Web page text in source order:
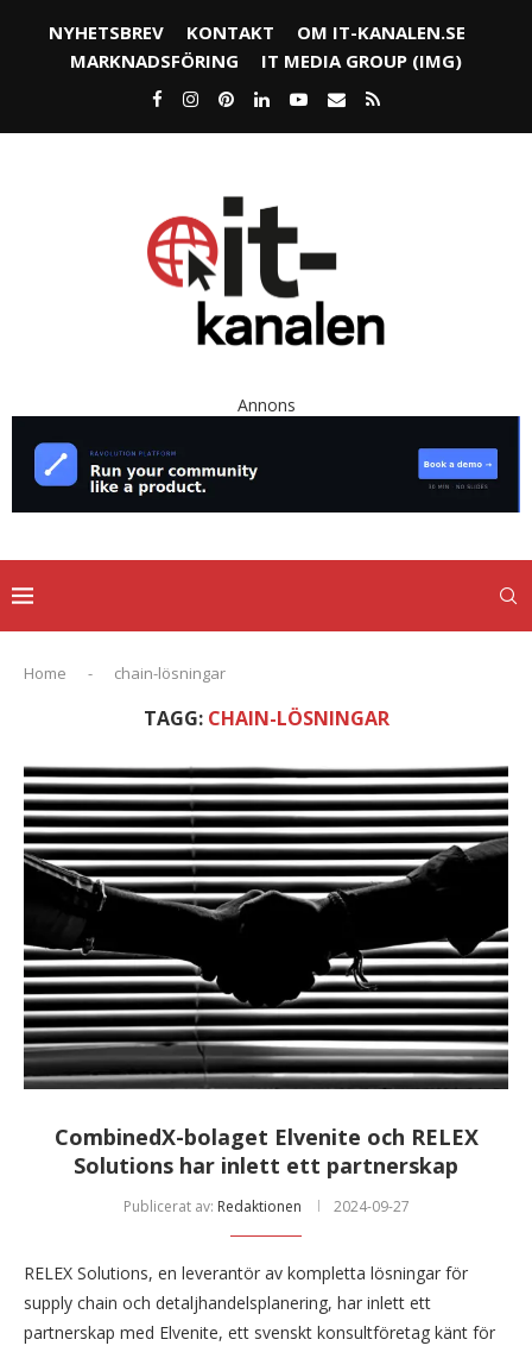
NYHETSBREV KONTAKT
OM IT-KANALEN.SE
MARKNADSFÖRING
IT MEDIA GROUP (IMG)
Annons
Home - chain-lösningar
TAGG: CHAIN-LÖSNINGAR
CombinedX-bolaget Elvenite och RELEX
Solutions har inlett ett partnerskap
Publicerat av: Redaktionen 2024-09-27
RELEX Solutions, en leverantör av kompletta lösningar för
supply chain och detaljhandelsplanering, har inlett ett
partnerskap med Elvenite, ett svenskt konsultföretag känt för